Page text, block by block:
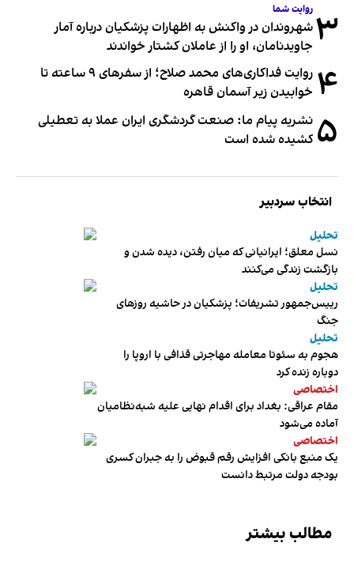
۳ روایت شما
شهروندان در واکنش به اظهارات پزشکیان درباره آمار
جاویدنامان، او را از عاملان کشتار خواندند
۴
روایت فداکاری‌های محمد صلاح؛ از سفرهای ۹ ساعته تا
خوابیدن زیر آسمان قاهره
۵ نشریه پیام ما: صنعت گردشگری ایران عملا به تعطیلی
کشیده شده است
انتخاب سردبیر
تحلیل
نسل معلق؛ ایرانیانی که میان رفتن، دیده شدن و
بازگشت زندگی می‌کنند
تحلیل
رییس‌جمهور تشریفات؛ پزشکیان در حاشیه روزهای
جنگ
تحلیل
هجوم به سئوتا معامله مهاجرتی قذافی با اروپا را
دوباره زنده کرد
اختصاصی
مقام عراقی: بغداد برای اقدام نهایی علیه شبه‌نظامیان
آماده می‌شود
اختصاصی
یک منبع بانکی افزایش رقم قبوض را به جبران کسری
بودجه دولت مرتبط دانست
مطالب بیشتر